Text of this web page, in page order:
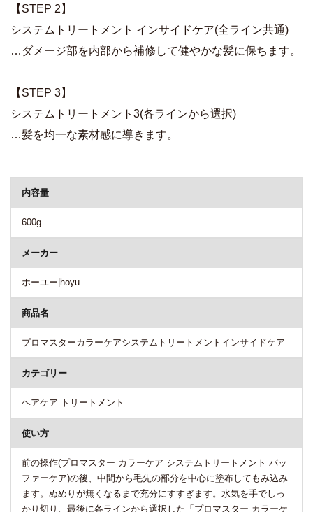
【STEP 2】
システムトリートメント インサイドケア(全ライン共通)
…ダメージ部を内部から補修して健やかな髪に保ちます。
【STEP 3】
システムトリートメント3(各ラインから選択)
…髪を均一な素材感に導きます。
内容量
600g
メーカー
ホーユー|hoyu
商品名
プロマスターカラーケアシステムトリートメントインサイドケア
カテゴリー
ヘアケア トリートメント
使い方
前の操作(プロマスター カラーケア システムトリートメント バッ
ファーケア)の後、中間から毛先の部分を中心に塗布してもみ込み
ます。ぬめりが無くなるまで充分にすすぎます。水気を手でしっ
かり切り、最後に各ラインから選択した「プロマスター カラーケ